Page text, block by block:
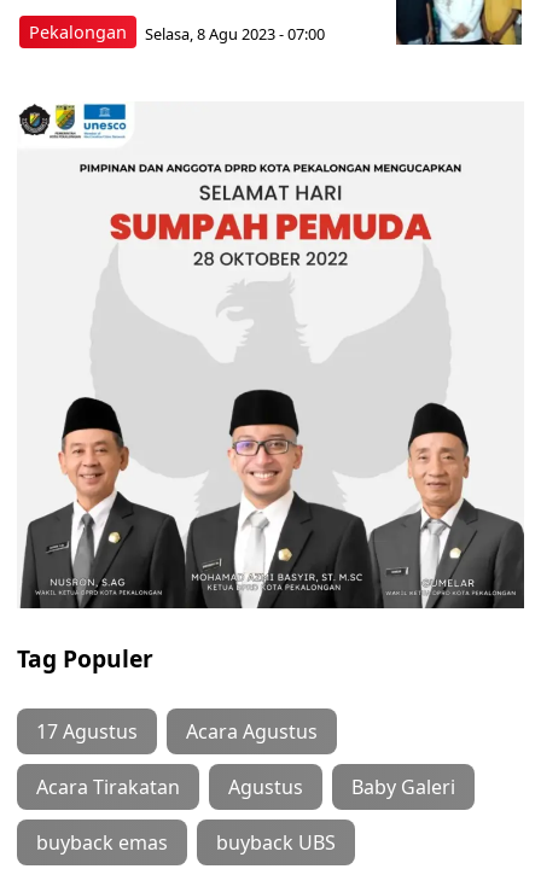
Pekalongan Selasa, 8 Agu 2023 - 07:00
Tag Populer
17 Agustus Acara Agustus
Acara Tirakatan Agustus Baby Galeri
buyback emas buyback UBS